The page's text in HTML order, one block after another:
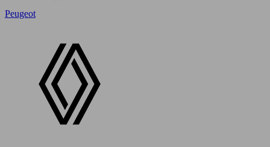
Peugeot